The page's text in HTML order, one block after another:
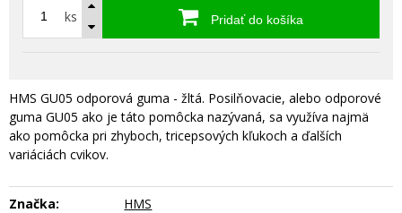
ks Pridať do košíka
HMS GU05 odporová guma - žltá. Posilňovacie, alebo odporové
guma GU05 ako je táto pomôcka nazývaná, sa využíva najmä
ako pomôcka pri zhyboch, tricepsových kľukoch a ďalších
variáciách cvikov.
Značka:
HMS